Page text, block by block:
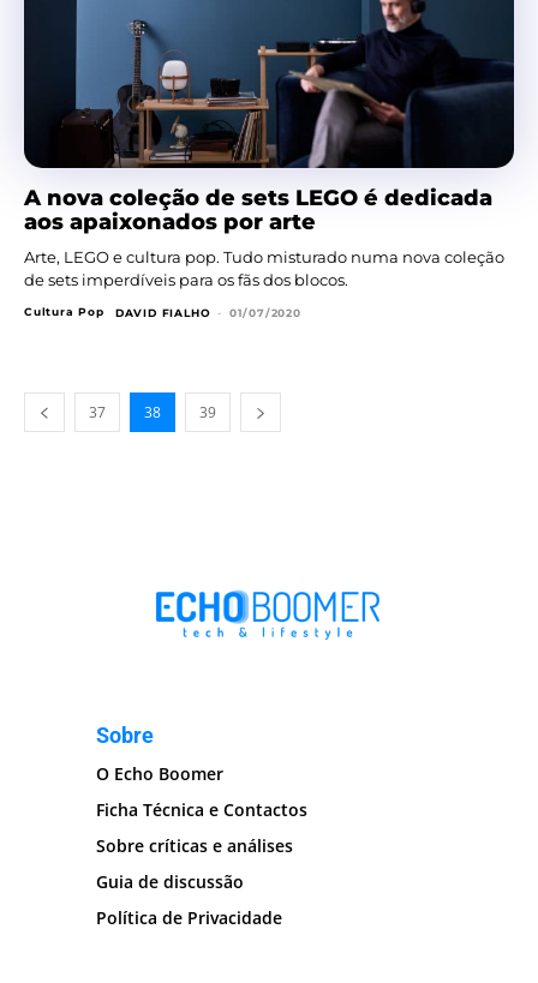
A nova coleção de sets LEGO é dedicada
aos apaixonados por arte
Arte, LEGO e cultura pop. Tudo misturado numa nova coleção
de sets imperdíveis para os fãs dos blocos.
Cultura Pop DAVID FIALHO - 01/07/2020
37 38 39
Sobre
O Echo Boomer
Ficha Técnica e Contactos
Sobre críticas e análises
Guia de discussão
Política de Privacidade